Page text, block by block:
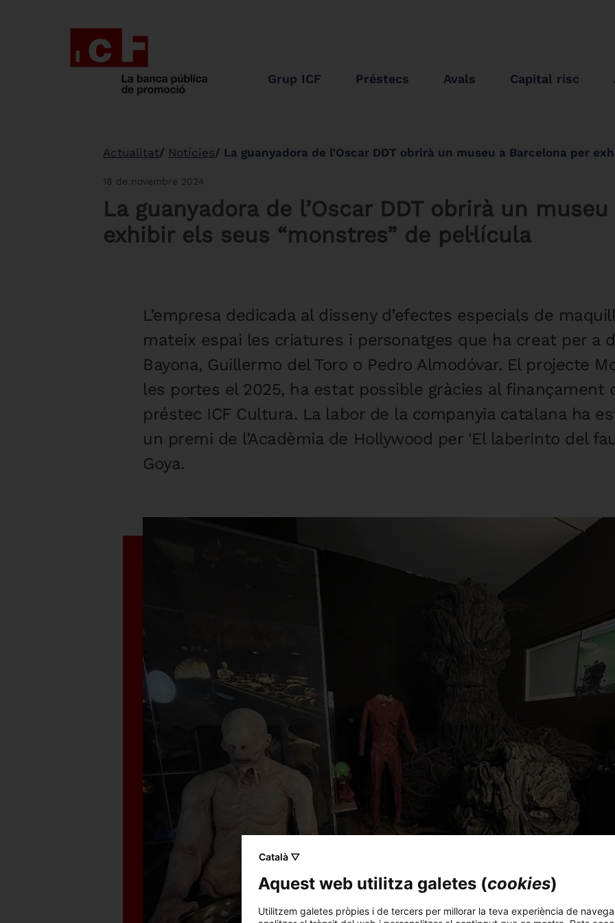
Grup ICF Préstecs Avals Capital risc
Actualitat Notícies La guanyadora de l’Oscar DDT obrirà un museu a Barcelona per exhibir els seus
18 de novembre 2024
La guanyadora de l’Oscar DDT obrirà un
exhibir els seus “monstres” de pel·lícula
L’empresa dedicada al disseny d’efectes especials de
mateix espai les criatures i personatges que ha creat per a
Bayona, Guillermo del Toro o Pedro Almodóvar. El projecte
les portes el 2025, ha estat possible gràcies al finançament
préstec ICF Cultura. La labor de la companyia catalana ha
un premi de l’Acadèmia de Hollywood per 'El laberinto del
Goya.
Català ▽
Aquest web utilitza galetes (cookies)
Utilitzem galetes pròpies i de tercers per millorar la teva experiència de